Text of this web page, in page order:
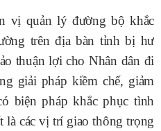
vị quản lý đường bộ khắc
trên địa bàn tỉnh bị hư
thuận lợi cho Nhân dân đi
giải pháp kiềm chế, giảm
biện pháp khắc phục tình
là các vị trí giao thông trọng